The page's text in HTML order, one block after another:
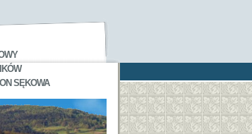
SĘKOWA